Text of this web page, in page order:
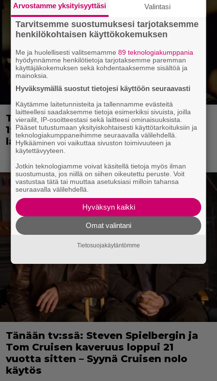
Tänään tv:ssä: Loistoleffa vuodelta
1999 – Stephen King ja Tom Hanks
laadun takeina
Tänään tv:ssä: Steven Spielbergin ja
Tom Cruisen kaveruus loppui 21
vuotta sitten – Syynä Cruisen nolo
käytös
Arvostamme yksityisyyttäsi Valintasi
Tarvitsemme suostumuksesi tarjotaksemme
henkilökohtaisen käyttökokemuksen
Me ja huolellisesti valitsemamme89 teknologiakumppania
hyödynnämme henkilötietoja tarjotaksemme paremman
käyttäjäkokemuksen sekä kohdentaaksemme sisältöä ja
mainoksia.
Hyväksymällä suostut tietojesi käyttöön seuraavasti
Käytämme laitetunnisteita ja tallennamme evästeitä
laitteellesi saadaksemme tietoja esimerkiksi sivuista, joilla
vierailit, IP-osoitteestasi sekä laitteesi ominaisuuksista.
Pääset tutustumaan yksityiskohtaisesti käyttötarkoituksiin ja
teknologiakumppaneihimme seuraavalla välilehdellä.
Hylkääminen voi vaikuttaa sivuston toimivuuteen ja
käytettävyyteen.
Jotkin teknologiamme voivat käsitellä tietoja myös ilman
suostumusta, jos niillä on siihen oikeutettu peruste. Voit
vastustaa tätä tai muuttaa asetuksiasi milloin tahansa
seuraavalla välilehdellä.
Hyväksyn kaikki
Omat valintani
Tietosuojakäytäntömme